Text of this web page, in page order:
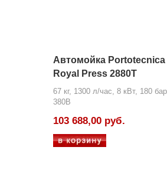
Автомойка Portotecnica
Royal Press 2880T
67 кг, 1300 л/час, 8 кВт, 180
380В
103 688,00 руб.